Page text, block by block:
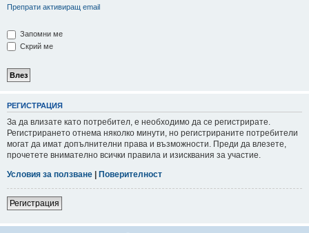
Препрати активиращ email
Запомни ме
Скрий ме
РЕГИСТРАЦИЯ
За да влизате като потребител, е необходимо да се регистрирате.
Регистрирането отнема няколко минути, но регистрираните потребители
могат да имат допълнителни права и възможности. Преди да влезете,
прочетете внимателно всички правила и изисквания за участие.
Условия за ползване | Поверителност
Регистрация